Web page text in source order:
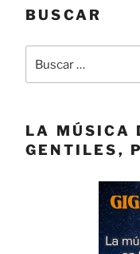
BUSCAR
Buscar
LA MÚSICA
GENTILES,